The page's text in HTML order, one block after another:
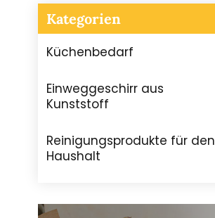
Kategorien
Küchenbedarf
Einweggeschirr aus
Kunststoff
Reinigungsprodukte für den
Haushalt